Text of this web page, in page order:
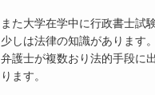
また大学在学中に行政書士試
少しは法律の知識があります
弁護士が複数おり法的手段に
ります。